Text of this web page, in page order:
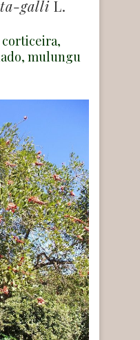
galliL.
mulungu